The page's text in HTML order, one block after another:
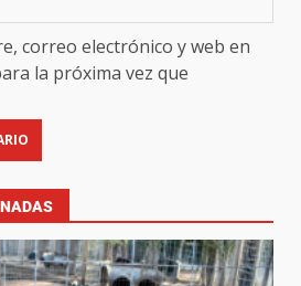
correo electrónico y web en
la próxima vez que